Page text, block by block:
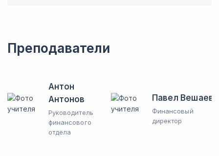
Преподаватели
Антон
Антонов
Руководитель
финансового
отдела
Павел Вешаев
Финансовый
директор